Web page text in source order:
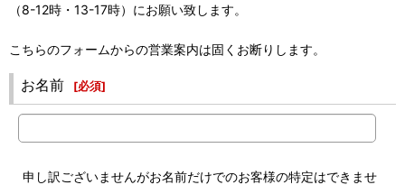
（8-12時・13-17時）にお願い致します。
こちらのフォームからの営業案内は固くお断りします。
お名前 [必須]
申し訳ございませんがお名前だけでのお客様の特定はできませ